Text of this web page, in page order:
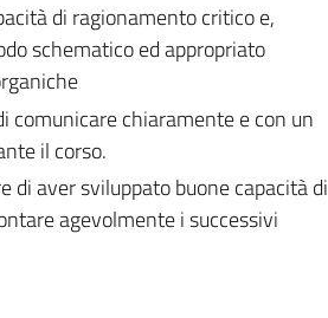
di ragionamento critico e,
schematico ed appropriato
comunicare chiaramente e con un
il corso.
di aver sviluppato buone capacità di
agevolmente i successivi